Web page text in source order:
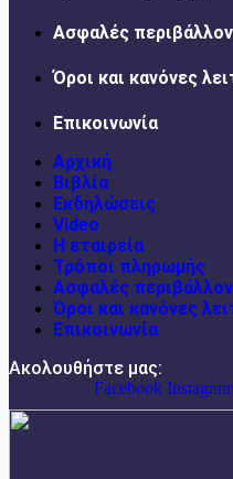
Ασφαλές περιβάλλον
Όροι και κανόνες
Επικοινωνία
Αρχική
Βιβλία
Εκδηλώσεις
Video
Η εταιρεία
Τρόποι πληρωμής
Ασφαλές περιβάλλον
Όροι και κανόνες
Επικοινωνία
Ακολουθήστε μας:
Facebook